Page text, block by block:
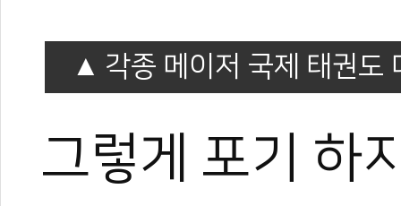
각종 메이저 국제 태권도
그렇게 포기 하